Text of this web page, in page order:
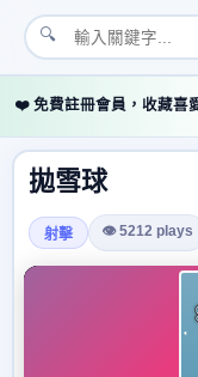
🔍
❤️ 免費註冊會員，收藏喜
拋雪球
射擊 👁 5212 plays